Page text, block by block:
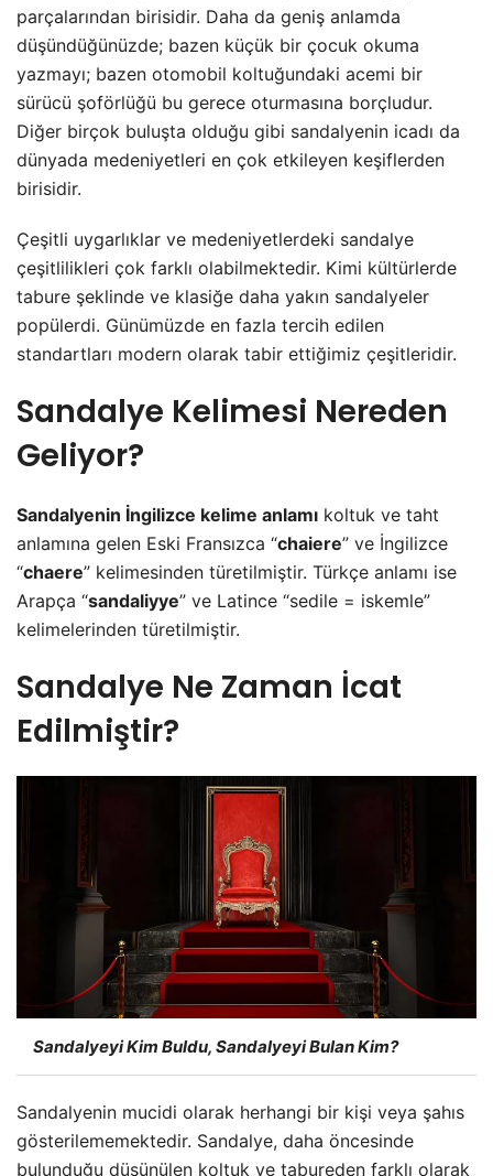
parçalarından birisidir. Daha da geniş anlamda
düşündüğünüzde; bazen küçük bir çocuk okuma
yazmayı; bazen otomobil koltuğundaki acemi bir
sürücü şoförlüğü bu gerece oturmasına borçludur.
Diğer birçok buluşta olduğu gibi sandalyenin icadı da
dünyada medeniyetleri en çok etkileyen keşiflerden
birisidir.
Çeşitli uygarlıklar ve medeniyetlerdeki sandalye
çeşitlilikleri çok farklı olabilmektedir. Kimi kültürlerde
tabure şeklinde ve klasiğe daha yakın sandalyeler
popülerdi. Günümüzde en fazla tercih edilen
standartları modern olarak tabir ettiğimiz çeşitleridir.
Sandalye Kelimesi Nereden
Geliyor?
Sandalyenin İngilizce kelime anlamı koltuk ve taht
anlamına gelen Eski Fransızca “chaiere” ve İngilizce
“chaere” kelimesinden türetilmiştir. Türkçe anlamı ise
Arapça “sandaliyye” ve Latince “sedile = iskemle”
kelimelerinden türetilmiştir.
Sandalye Ne Zaman İcat
Edilmiştir?
Sandalyeyi Kim Buldu, Sandalyeyi Bulan Kim?
Sandalyenin mucidi olarak herhangi bir kişi veya şahıs
gösterilememektedir. Sandalye, daha öncesinde
bulunduğu düşünülen koltuk ve tabureden farklı olarak